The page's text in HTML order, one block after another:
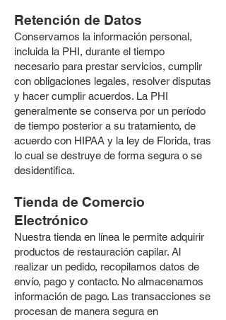
Retención de Datos
Conservamos la información personal,
incluida la PHI, durante el tiempo
necesario para prestar servicios, cumplir
con obligaciones legales, resolver disputas
y hacer cumplir acuerdos. La PHI
generalmente se conserva por un período
de tiempo posterior a su tratamiento, de
acuerdo con HIPAA y la ley de Florida, tras
lo cual se destruye de forma segura o se
desidentifica.
Tienda de Comercio
Electrónico
Nuestra tienda en línea le permite adquirir
productos de restauración capilar. Al
realizar un pedido, recopilamos datos de
envío, pago y contacto. No almacenamos
información de pago. Las transacciones se
procesan de manera segura en